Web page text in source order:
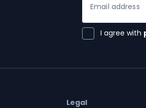
Email address
I agree with
Legal